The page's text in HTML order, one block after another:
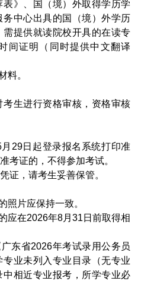
表》、国（境）外取得学历学
中心出具的国（境）外学历
提供就读院校开具的在读专
间证明（同时提供中文翻译
。
生进行资格审核，资格审核
日起登录报名系统打印准
考证的，不得参加考试。
，请考生妥善保管。
片应保持一致。
在2026年8月31日前取得相
省2026年考试录用公务员
业未列入专业目录（无专业
相近专业报考，所学专业必